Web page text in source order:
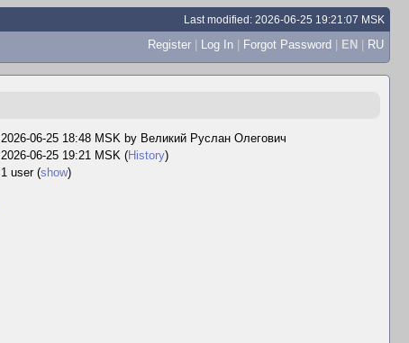
Last modified: 2026-06-25 19:21:07 MSK
Register | Log In | Forgot Password | EN | RU
2026-06-25 18:48 MSK by Великий Руслан Олегович
2026-06-25 19:21 MSK (History)
1 user (show)